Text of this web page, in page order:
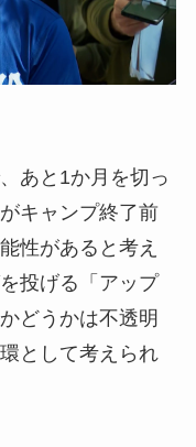
あと1か月を切っ
キャンプ終了前
性があると考え
投げる「アップ
どうかは不透明
として考えられ